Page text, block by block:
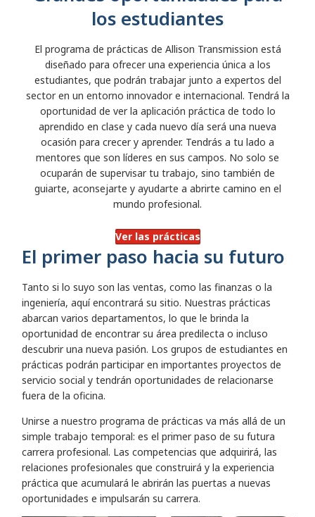
los estudiantes
El programa de prácticas de Allison Transmission está
diseñado para ofrecer una experiencia única a los
estudiantes, que podrán trabajar junto a expertos del
sector en un entorno innovador e internacional. Tendrá la
oportunidad de ver la aplicación práctica de todo lo
aprendido en clase y cada nuevo día será una nueva
ocasión para crecer y aprender. Tendrás a tu lado a
mentores que son líderes en sus campos. No solo se
ocuparán de supervisar tu trabajo, sino también de
guiarte, aconsejarte y ayudarte a abrirte camino en el
mundo profesional.
Ver las prácticas
El primer paso hacia su futuro
Tanto si lo suyo son las ventas, como las finanzas o la
ingeniería, aquí encontrará su sitio. Nuestras prácticas
abarcan varios departamentos, lo que le brinda la
oportunidad de encontrar su área predilecta o incluso
descubrir una nueva pasión. Los grupos de estudiantes en
prácticas podrán participar en importantes proyectos de
servicio social y tendrán oportunidades de relacionarse
fuera de la oficina.
Unirse a nuestro programa de prácticas va más allá de un
simple trabajo temporal: es el primer paso de su futura
carrera profesional. Las competencias que adquirirá, las
relaciones profesionales que construirá y la experiencia
práctica que acumulará le abrirán las puertas a nuevas
oportunidades e impulsarán su carrera.